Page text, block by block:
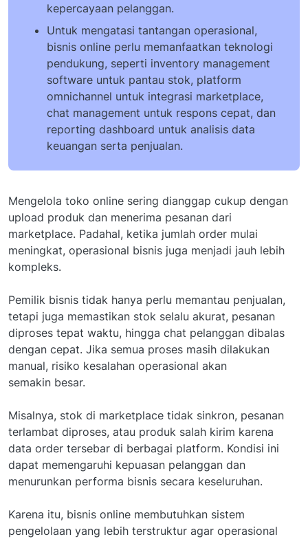
kepercayaan pelanggan.
Untuk mengatasi tantangan operasional,
bisnis online perlu memanfaatkan teknologi
pendukung, seperti inventory management
software untuk pantau stok, platform
omnichannel untuk integrasi marketplace,
chat management untuk respons cepat, dan
reporting dashboard untuk analisis data
keuangan serta penjualan.
Mengelola toko online sering dianggap cukup dengan
upload produk dan menerima pesanan dari
marketplace. Padahal, ketika jumlah order mulai
meningkat, operasional bisnis juga menjadi jauh lebih
kompleks.
Pemilik bisnis tidak hanya perlu memantau penjualan,
tetapi juga memastikan stok selalu akurat, pesanan
diproses tepat waktu, hingga chat pelanggan dibalas
dengan cepat. Jika semua proses masih dilakukan
manual, risiko kesalahan operasional akan
semakin besar.
Misalnya, stok di marketplace tidak sinkron, pesanan
terlambat diproses, atau produk salah kirim karena
data order tersebar di berbagai platform. Kondisi ini
dapat memengaruhi kepuasan pelanggan dan
menurunkan performa bisnis secara keseluruhan.
Karena itu, bisnis online membutuhkan sistem
pengelolaan yang lebih terstruktur agar operasional